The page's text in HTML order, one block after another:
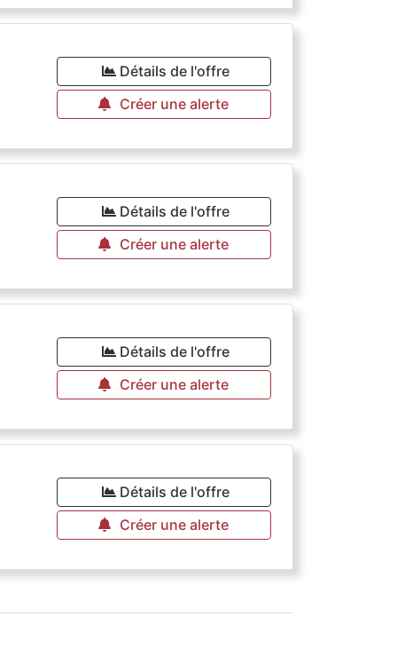
Détails de l'offre
Créer une alerte
Détails de l'offre
Créer une alerte
Détails de l'offre
Créer une alerte
Détails de l'offre
Créer une alerte